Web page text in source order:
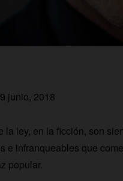
junio, 2018
la ley, en la ficción, son
e infranqueables que
popular.